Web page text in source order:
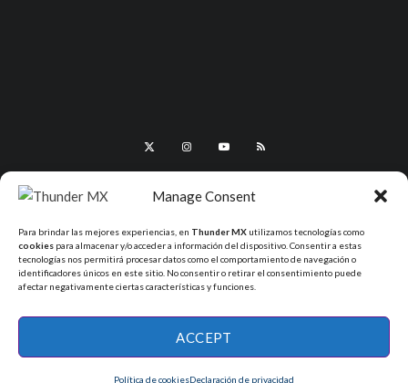
Manage Consent
Para brindar las mejores experiencias, en Thunder MX utilizamos tecnologías como
cookies para almacenar y/o acceder a información del dispositivo. Consentir a estas
tecnologías nos permitirá procesar datos como el comportamiento de navegación o
identificadores únicos en este sitio. No consentir o retirar el consentimiento puede
afectar negativamente ciertas características y funciones.
ACCEPT
Política de cookiesDeclaración de privacidad